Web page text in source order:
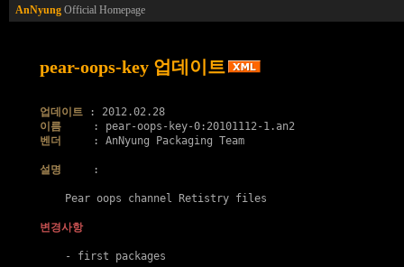
AnNyung Official Homepage
pear-oops-key 업데이트
업데이트
이름
벤더
     : AnNyung Packaging Team
설명
     :
    Pear oops channel Retistry files
변경사항
    - first packages